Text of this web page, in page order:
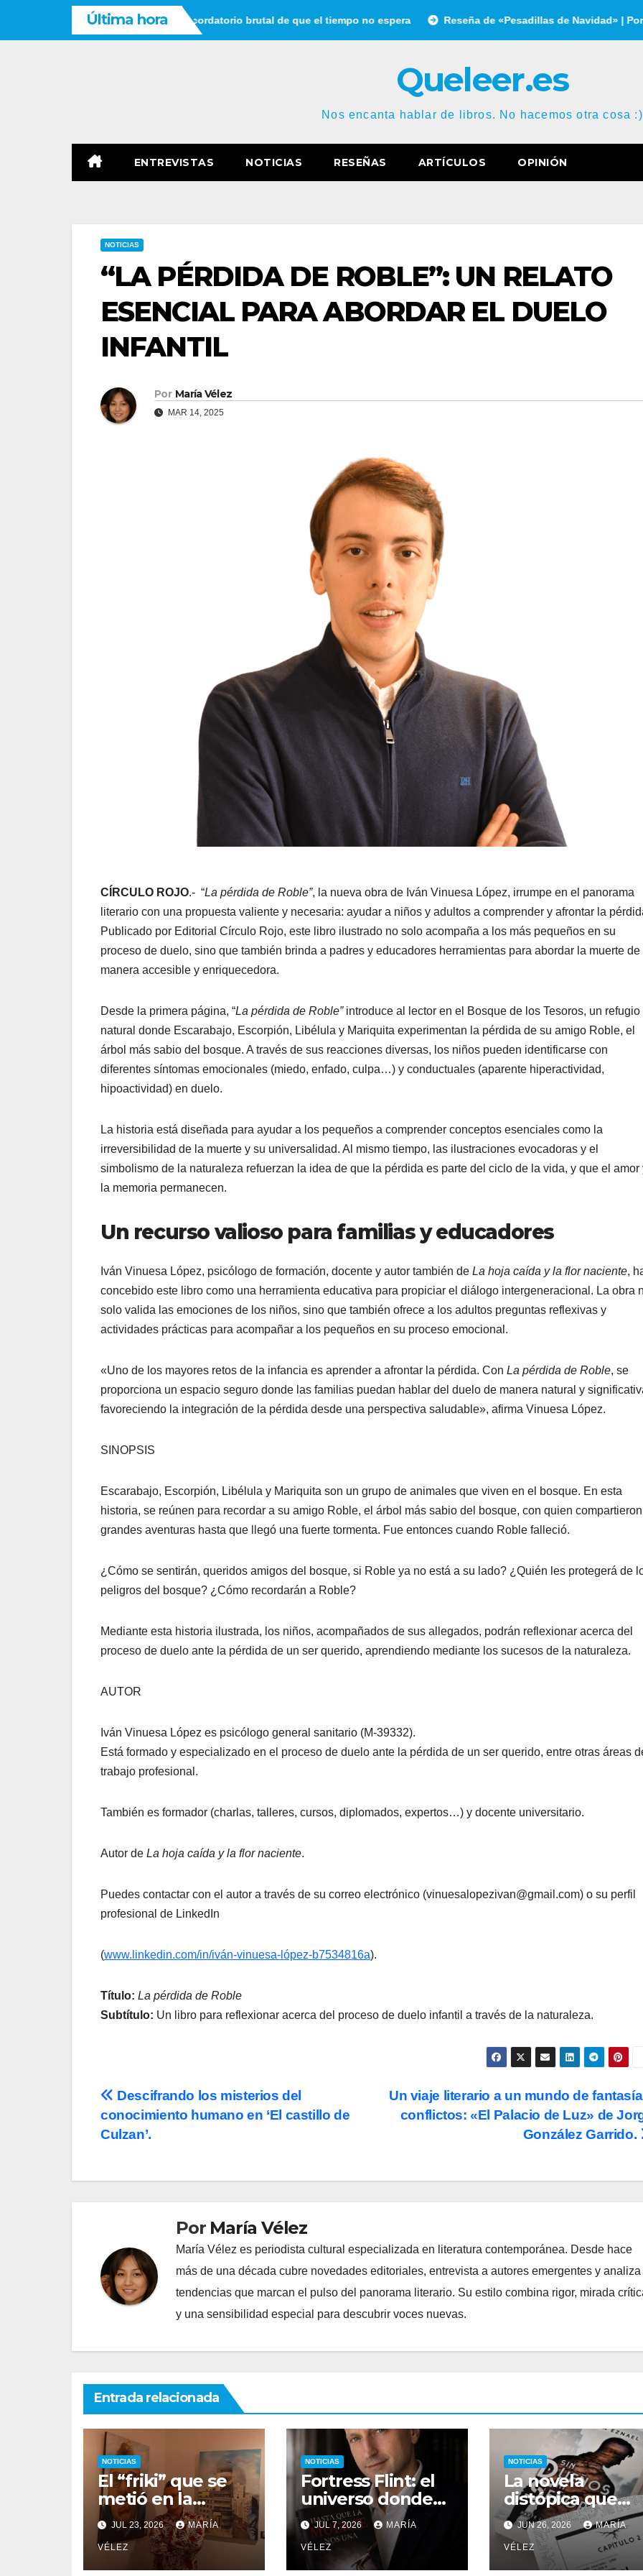
Última hora
que tienes tiempo: un recordatorio brutal de que el tiempo no espera Reseña de «Pesadillas de Navidad» | Por
Queleer.es
Nos encanta hablar de libros. No hacemos otra cosa :)
ENTREVISTAS NOTICIAS RESEÑAS ARTÍCULOS OPINIÓN
NOTICIAS
“LA PÉRDIDA DE ROBLE”: UN RELATO
ESENCIAL PARA ABORDAR EL DUELO
INFANTIL
Por María Vélez
MAR 14, 2025
CÍRCULO ROJO.- “La pérdida de Roble”, la nueva obra de Iván Vinuesa López, irrumpe en el panorama
literario con una propuesta valiente y necesaria: ayudar a niños y adultos a comprender y afrontar la
Publicado por Editorial Círculo Rojo, este libro ilustrado no solo acompaña a los más pequeños en su
proceso de duelo, sino que también brinda a padres y educadores herramientas para abordar la muerte de
manera accesible y enriquecedora.
Desde la primera página, “La pérdida de Roble”introduce al lector en el Bosque de los Tesoros, un refugio
natural donde Escarabajo, Escorpión, Libélula y Mariquita experimentan la pérdida de su amigo Roble, el
árbol más sabio del bosque. A través de sus reacciones diversas, los niños pueden identificarse con
diferentes síntomas emocionales (miedo, enfado, culpa…) y conductuales (aparente hiperactividad,
hipoactividad) en duelo.
La historia está diseñada para ayudar a los pequeños a comprender conceptos esenciales como la
irreversibilidad de la muerte y su universalidad. Al mismo tiempo, las ilustraciones evocadoras y el
simbolismo de la naturaleza refuerzan la idea de que la pérdida es parte del ciclo de la vida, y que el amor
la memoria permanecen.
Un recurso valioso para familias y educadores
Iván Vinuesa López, psicólogo de formación, docente y autor también de La hoja caída y la flor naciente,
concebido este libro como una herramienta educativa para propiciar el diálogo intergeneracional. La obra
solo valida las emociones de los niños, sino que también ofrece a los adultos preguntas reflexivas y
actividades prácticas para acompañar a los pequeños en su proceso emocional.
«Uno de los mayores retos de la infancia es aprender a afrontar la pérdida. Con La pérdida de Roble, se
proporciona un espacio seguro donde las familias puedan hablar del duelo de manera natural y
favoreciendo la integración de la pérdida desde una perspectiva saludable», afirma Vinuesa López.
SINOPSIS
Escarabajo, Escorpión, Libélula y Mariquita son un grupo de animales que viven en el bosque. En esta
historia, se reúnen para recordar a su amigo Roble, el árbol más sabio del bosque, con quien compartieron
grandes aventuras hasta que llegó una fuerte tormenta. Fue entonces cuando Roble falleció.
¿Cómo se sentirán, queridos amigos del bosque, si Roble ya no está a su lado? ¿Quién les protegerá de
peligros del bosque? ¿Cómo recordarán a Roble?
Mediante esta historia ilustrada, los niños, acompañados de sus allegados, podrán reflexionar acerca del
proceso de duelo ante la pérdida de un ser querido, aprendiendo mediante los sucesos de la naturaleza.
AUTOR
Iván Vinuesa López es psicólogo general sanitario (M-39332).
Está formado y especializado en el proceso de duelo ante la pérdida de un ser querido, entre otras áreas
trabajo profesional.
También es formador (charlas, talleres, cursos, diplomados, expertos…) y docente universitario.
Autor de La hoja caída y la flor naciente.
Puedes contactar con el autor a través de su correo electrónico (vinuesalopezivan@gmail.com) o su perfil
profesional de LinkedIn
(www.linkedin.com/in/iván-vinuesa-lópez-b7534816a).
Título: La pérdida de Roble
Subtítulo: Un libro para reflexionar acerca del proceso de duelo infantil a través de la naturaleza.
Navegación
de
Un viaje literario a un mundo de
conflictos: «El Palacio de Luz» de
González Garrido.
Descifrando los misterios del
conocimiento humano en ‘El castillo de
Culzan’.
Por María Vélez
María Vélez es periodista cultural especializada en literatura contemporánea. Desde hace
más de una década cubre novedades editoriales, entrevista a autores emergentes y analiza
tendencias que marcan el pulso del panorama literario. Su estilo combina rigor, mirada
y una sensibilidad especial para descubrir voces nuevas.
Entrada relacionada
NOTICIAS
El “friki” que se
metió en la
cabeza de Goya
para descubrir
qué esconden
sus monstruos
JUL 23, 2026 MARÍA
VÉLEZ
NOTICIAS
Fortress Flint: el
universo donde
una máquina de
escribir, un silbido
o un recuerdo
pueden
JUL 7, 2026 MARÍA
VÉLEZ
NOTICIAS
La novela
distópica que
está
conquistando a
los amantes del
romance y la
JUN 26, 2026 MARÍA
VÉLEZ